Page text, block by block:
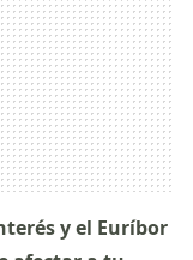
y el Euríbor